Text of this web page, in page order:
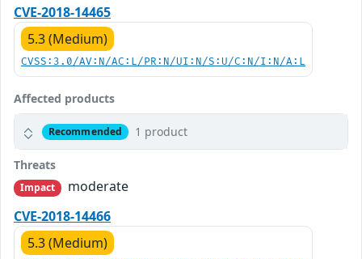
CVE-2018-14465
5.3 (Medium)
CVSS:3.0/AV:N/AC:L/PR:N/UI:N/S:U/C:N/I:N/A:L
Affected products
Recommended 1 product
Threats
Impact
moderate
CVE-2018-14466
5.3 (Medium)